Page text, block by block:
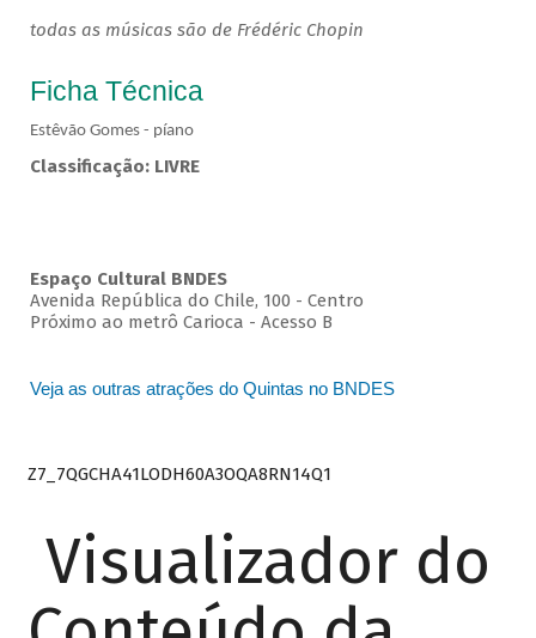
todas as músicas são de Frédéric Chopin
Ficha Técnica
Estêvão Gomes - píano
Classificação: LIVRE
Espaço Cultural BNDES
Avenida República do Chile, 100 - Centro
Próximo ao metrô Carioca - Acesso B
Veja as outras atrações do Quintas no BNDES
Z7_7QGCHA41LODH60A3OQA8RN14Q1
Visualizador do